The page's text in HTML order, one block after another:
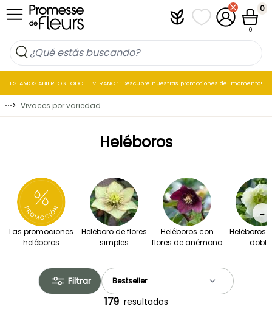
Ir al contenido PlantfitMis listas de
Mi cuenta
Cesta
0
0
ESTAMOS ABIERTOS TODO EL VERANO : ¡Descubre nuestras promociones del momento!
⋯> Vivaces por variedad
Heléboros
Las promociones
heléboros
Heléboro de flores
simples
Heléboros con
flores de anémona
Heléboros
doble
→
Filtrar
179 resultados